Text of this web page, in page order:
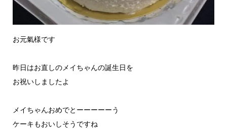
お元氣様です
昨日はお直しのメイちゃんの誕生日を
お祝いしましたよ
メイちゃんおめでとーーーーーう
ケーキもおいしそうですね